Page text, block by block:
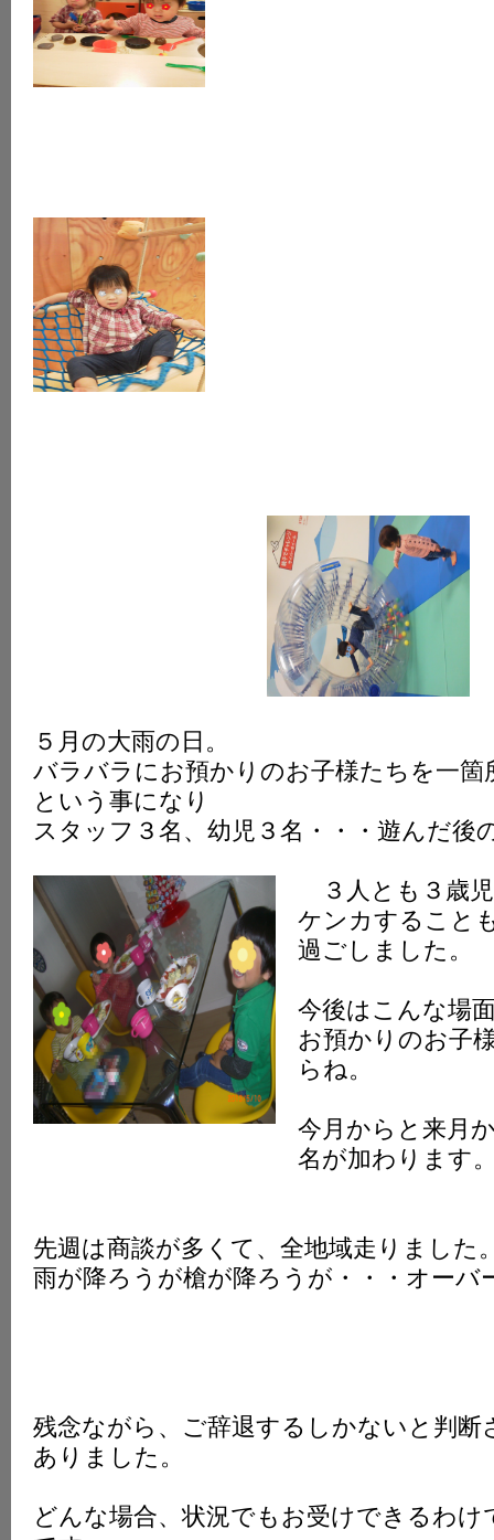
５月の大雨の日。
バラバラにお預かりのお子様たちを一箇
という事になり
スタッフ３名、幼児３名・・・遊んだ後
３人とも３歳
ケンカすること
過ごしました。
今後はこんな場
お預かりのお子
らね。
今月からと来月
名が加わります
先週は商談が多くて、全地域走りました
雨が降ろうが槍が降ろうが・・・オーバ
残念ながら、ご辞退するしかないと判断
ありました。
どんな場合、状況でもお受けできるわけ